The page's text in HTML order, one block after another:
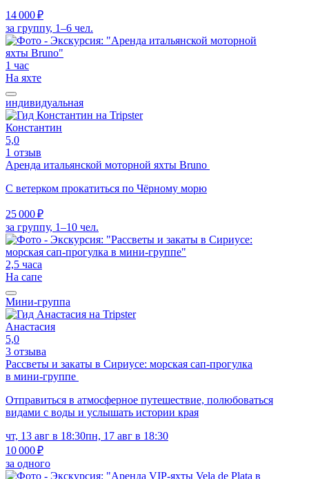
14 000 ₽
за группу, 1–6 чел.
1 час
На яхте
индивидуальная
Константин
5,0
1 отзыв
Аренда итальянской моторной яхты Bruno
С ветерком прокатиться по Чёрному морю
25 000 ₽
за группу, 1–10 чел.
2,5 часа
На сапе
Мини-группа
Анастасия
5,0
3 отзыва
Рассветы и закаты в Сириусе: морская сап-прогулка
в мини-группе
Отправиться в атмосферное путешествие, полюбоваться
видами с воды и услышать истории края
чт, 13 авг в 18:30пн, 17 авг в 18:30
10 000 ₽
за одного